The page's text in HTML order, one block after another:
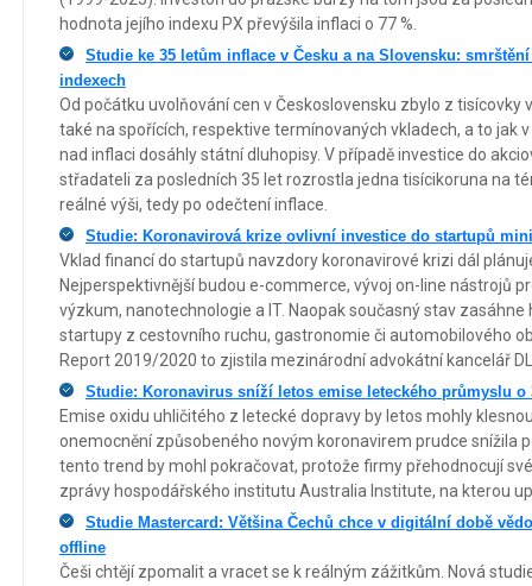
hodnota jejího indexu PX převýšila inflaci o 77 %.
Studie ke 35 letům inflace v Česku a na Slovensku:
indexech
Od počátku uvolňování cen v Československu zbylo z tisícovky
také na spořících, respektive termínovaných vkladech, a to jak
nad inflaci dosáhly státní dluhopisy. V případě investice do
střadateli za posledních 35 let rozrostla jedna tisícikoruna na
reálné výši, tedy po odečtení inflace.
Studie: Koronavirová krize ovlivní investice do startupů
Vklad financí do startupů navzdory koronavirové krizi dál
Nejperspektivnější budou e-commerce, vývoj on-line nástrojů
výzkum, nanotechnologie a IT. Naopak současný stav
startupy z cestovního ruchu, gastronomie či automobilového
Report 2019/2020 to zjistila mezinárodní advokátní kancelář
Studie: Koronavirus sníží letos emise leteckého průmyslu o
Emise oxidu uhličitého z letecké dopravy by letos mohly
onemocnění způsobeného novým koronavirem prudce snížila
tento trend by mohl pokračovat, protože firmy přehodnocují
zprávy hospodářského institutu Australia Institute, na kterou
Studie Mastercard: Většina Čechů chce v digitální době
offline
Češi chtějí zpomalit a vracet se k reálným zážitkům. Nová